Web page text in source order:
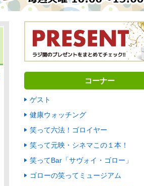
コーナー
ゲスト
健康ウォッチング
笑って六法！ゴロイヤー
笑って元映・シネマこの１本！
笑ってBar「サヴォイ・ゴロー」
ゴローの笑ってミュージアム